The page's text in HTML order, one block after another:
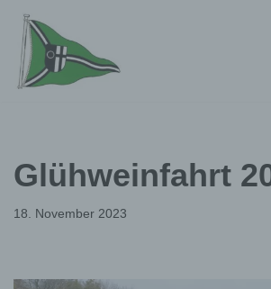
Zum
Inhalt
springen
Glühweinfahrt
18. November 2023